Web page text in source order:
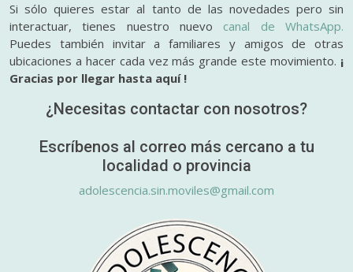
Si sólo quieres estar al tanto de las novedades pero sin
interactuar, tienes nuestro nuevo canal de WhatsApp.
Puedes también invitar a familiares y amigos de otras
ubicaciones a hacer cada vez más grande este movimiento. ¡
Gracias por llegar hasta aquí !
¿Necesitas contactar con nosotros?
Escríbenos al correo más cercano a tu
localidad o provincia
adolescencia.sin.moviles@gmail.com